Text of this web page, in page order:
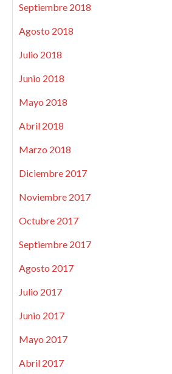
Septiembre 2018
Agosto 2018
Julio 2018
Junio 2018
Mayo 2018
Abril 2018
Marzo 2018
Diciembre 2017
Noviembre 2017
Octubre 2017
Septiembre 2017
Agosto 2017
Julio 2017
Junio 2017
Mayo 2017
Abril 2017